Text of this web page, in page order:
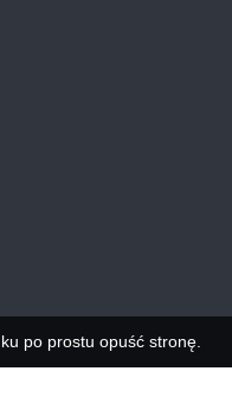
po prostu opuść stronę.